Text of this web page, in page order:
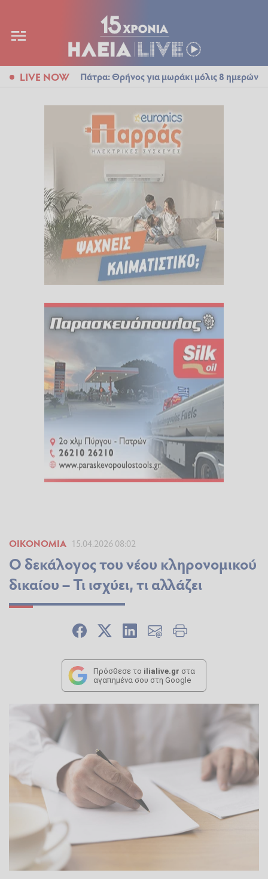
LIVE NOW Πάτρα: Θρήνος για μωράκι μόλις 8 ημερών
ΟΙΚΟΝΟΜΊΑ 15.04.2026 08:02
Ο δεκάλογος του νέου κληρονομικού
δικαίου – Τι ισχύει, τι αλλάζει
Πρόσθεσε το ilialive.gr στα
αγαπημένα σου στη Google